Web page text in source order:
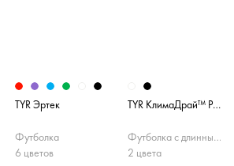
TYR Эртек
Футболка
6 цветов
TYR КлимаДрай™ Раглан
Футболка с длинным рукавом
2 цвета